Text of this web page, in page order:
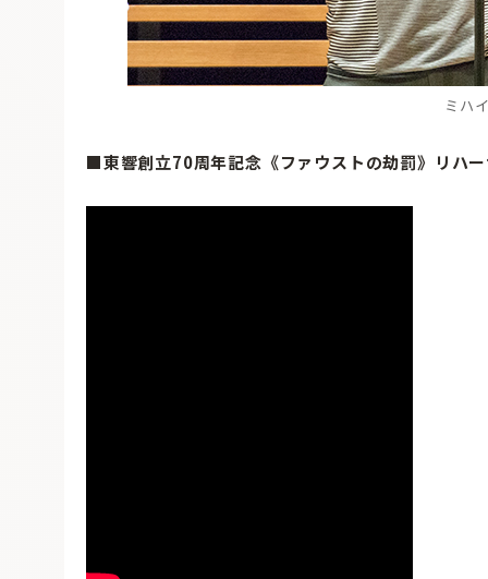
ミハ
■東響創立70周年記念《ファウストの劫罰》リハ